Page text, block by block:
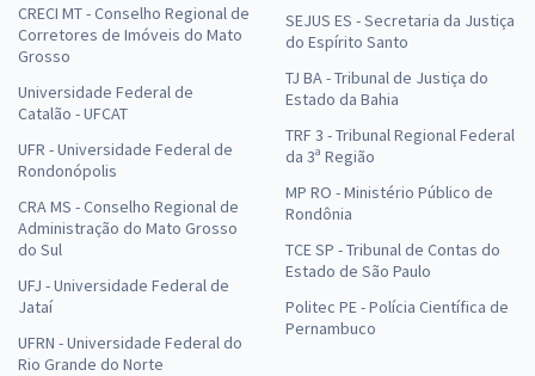
CRECI MT - Conselho Regional de
Corretores de Imóveis do Mato
Grosso
Universidade Federal de
Catalão - UFCAT
UFR - Universidade Federal de
Rondonópolis
CRA MS - Conselho Regional de
Administração do Mato Grosso
do Sul
UFJ - Universidade Federal de
Jataí
UFRN - Universidade Federal do
Rio Grande do Norte
SEJUS ES - Secretaria da Justiça
do Espírito Santo
TJ BA - Tribunal de Justiça do
Estado da Bahia
TRF 3 - Tribunal Regional Federal
da 3ª Região
MP RO - Ministério Público de
Rondônia
TCE SP - Tribunal de Contas do
Estado de São Paulo
Politec PE - Polícia Científica de
Pernambuco